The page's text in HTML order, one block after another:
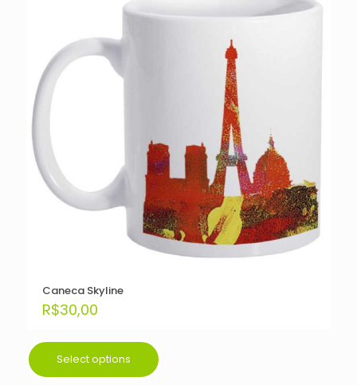
Caneca Skyline
R$30,00
Select options